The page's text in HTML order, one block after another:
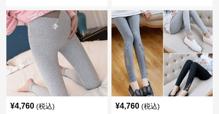
¥4,760 (税込) ¥4,760 (税込)